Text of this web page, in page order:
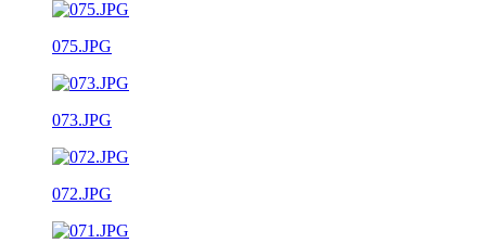
075.JPG
073.JPG
072.JPG